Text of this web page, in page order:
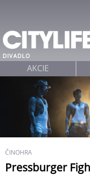
DIVADLO
ČINOHRA
Pressburger
AKCIE